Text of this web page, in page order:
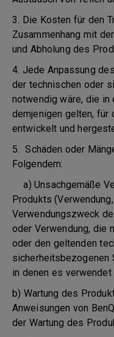
3. Die Kosten für den
Zusammenhang mit
und Abholung des
4. Jede Anpassung
der technischen oder
notwendig wäre, die in
demjenigen gelten, für
entwickelt und
5. Schäden oder
Folgendem:
a) Unsachgemäße
Produkts
Verwendungszweck
oder Verwendung, die
oder den geltenden
sicherheitsbezogenen
in denen es verwendet
b) Wartung des
Anweisungen von
der Wartung des